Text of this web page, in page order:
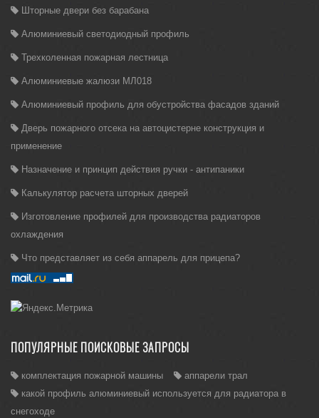
Шторные двери без барабана
Алюминиевый светодиодный профиль
Трехколенная пожарная лестница
Алюминиевые жалюзи МЛ018
Алюминиевый профиль для обустройства фасадов зданий
Дверь пожарного отсека на автоцистерне конструкция и
применение
Назначение и принцип действия ручки - антипаники
Калькулятор расчета шторных дверей
Изготовление профилей для производства радиаторов
охлаждения
Что представляет из себя аппарель для прицепа?
ПОПУЛЯРНЫЕ ПОИСКОВЫЕ ЗАПРОСЫ
комплектация пожарной машины
аппарели трал
какой профиль алюминиевый используется для радиатора в
снегоходе